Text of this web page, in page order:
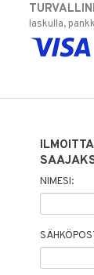
laskulla,
NIMESI: